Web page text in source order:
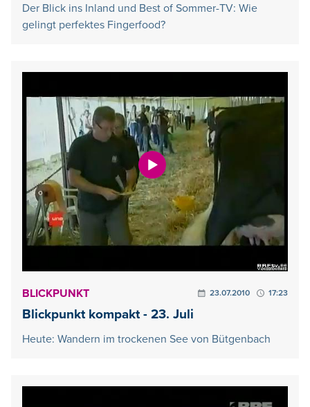
Der Blick ins Inland und Best of Sommer-TV: Wie
gelingt perfektes Fingerfood?
BLICKPUNKT 23.07.2010 17:23
Blickpunkt kompakt - 23. Juli
Heute: Wandern im trockenen See von Bütgenbach